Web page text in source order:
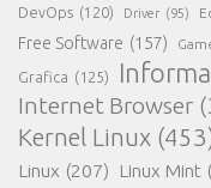
DevOps (120) Driver (95)
Free Software (157)
Grafica (125)
Internet Browser
Kernel Linux
Linux (207) Linux Mint